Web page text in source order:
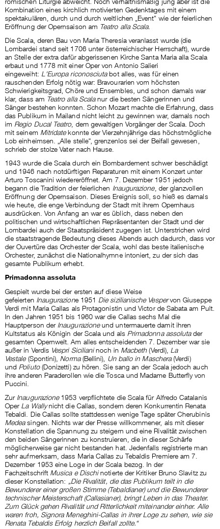
Kombination eines kirchlich motivierten Gedenktages mit einem
spektakulären, durch und durch weltlichen „Event“ wie der feierlichen
Eröffnung der Opernsaison am Teatro alla Scala.
Die Scala, deren Bau von Maria Theresia veranlasst wurde (die
Lombardei stand seit 1706 unter österreichischer Herrschaft), wurde
an Stelle der extra dafür abgerissenen Kirche Santa Maria alla Scala
erbaut und 1778 mit einer Oper von Antonio Salieri
eingeweiht: L'Europa riconosciutabot alles, was für einen
rauschenden Erfolg nötig war: Bravourarien vom höchsten
Schwierigkeitsgrad, Chöre und Ensembles, und schon damals war
klar, dass am Teatro alla Scalanur die besten Sängerinnen und
Sänger bestehen konnten. Schon Mozart machte die Erfahrung, dass
das Publikum in Mailand nicht leicht zu gewinnen war, damals noch
im Regio Ducal Teatro, dem gewaltigen Vorgänger der Scala. Doch
mit seinemMitridatekonnte der Vierzehnjährige das höchstmögliche
Lob einheimsen. „Alle stelle“, grenzenlos sei der Beifall gewesen,
schrieb der stolze Vater nach Hause.
1943 wurde die Scala durch ein Bombardement schwer beschädigt
und 1946 nach notdürftigen Reparaturen mit einem Konzert unter
Arturo Toscanini wiedereröffnet. Am 7. Dezember 1951 jedoch
begann die Tradition der feierlichen Inaugurazione, der glanzvollen
Eröffnung der Opernsaison. Dieses Ereignis soll, so hieß es damals
wie heute, die enge Verbindung der Stadt mit ihrem Opernhaus
ausdrücken. Von Anfang an war es üblich, dass neben den
politischen und wirtschaftlichen Repräsentanten der Stadt und der
Lombardei auch der Staatspräsident zugegen ist. Unterstrichen wird
die staatstragende Bedeutung dieses Abends auch dadurch, dass vor
der Ouvertüre das Orchester der Scala, wohl das beste italienische
Orchester, zunächst die Nationalhymne intoniert, zu der sich das
gesamte Publikum erhebt.
Primadonna assoluta
Gespielt wurde bei der ersten auf diese Weise
gefeierten Inaugurazione 1951 Die sizilianische Vespervon Giuseppe
Verdi mit Maria Callas als Protagonistin und Victor de Sabata am Pult.
In den Jahren 1951 bis 1960 war die Callas sechs Mal die
Hauptperson derInaugurazioneund untermauerte damit ihren
Kultstatus als Königin der Scala und alsPrimadonna assolutader
gesamten Opernwelt. Am alles entscheidenden 7. Dezember war sie
außer in Verdis Vespri Sicilianinoch in Macbeth(Verdi), La
Vestale(Spontini),Norma(Bellini), Un ballo in Maschera(Verdi)
undPoliuto(Donizetti) zu hören. Sie sang an der Scala jedoch auch
ihre anderen Paraderollen wie die Tosca und Madame Butterfly von
Puccini.
ZurInaugurazione1953 verpflichtete die Scala für Alfredo Catalanis
OperLa Wallynicht die Callas, sondern deren Konkurrentin Renata
Tebaldi. Die Callas sollte stattdessen wenige Tage später Cherubinis
Medeasingen. Nichts war der Presse willkommener, als mit dieser
Konstellation die Spannung zu steigern und eine Rivalität zwischen
den beiden Sängerinnen zu konstruieren, die in dieser Schärfe
möglicherweise gar nicht bestanden hat. Jedenfalls registrierte man
sehr aufmerksam, dass Maria Callas zu Tebaldis Premiere am 7.
Dezember 1953 eine Loge in der Scala bezog. In der
FachzeitschriftMusica e Dischinotierte der Kritiker Bruno Slavitz zu
dieser Konstellation: „Die Rivalität, die das Publikum teilt in die
Bewunderer einer großen Stimme (Tebaldianer) und die Bewunderer
technischer Meisterschaft (Callasianer), bringt Leben in das Theater.
Zum Glück gehen Rivalität und Ritterlichkeit miteinander einher. Alle
waren froh, Signora Meneghini-Callas in ihrer Loge zu sehen, wie sie
Renata Tebaldis Erfolg herzlich Beifall zollte.“